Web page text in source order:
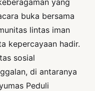
buka bersama
lintas iman
kepercayaan hadir.
sosial
di antaranya
Peduli